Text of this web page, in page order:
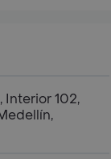
Interior 102,